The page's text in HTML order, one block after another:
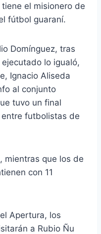
el misionero de
fútbol guaraní.
Domínguez, tras
lo igualó,
Ignacio Aliseda
al conjunto
tuvo un final
futbolistas de
mientras que los de
con 11
Apertura, los
a Rubio Ñu